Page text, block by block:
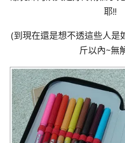
耶!!
(到現在還是想不透這些人是
斤以內~無